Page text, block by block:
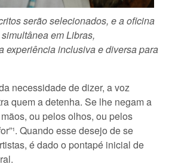
serão selecionados, e a oficina
em Libras,
experiência inclusiva e diversa para
necessidade de dizer, a voz
quem a detenha. Se lhe negam a
ou pelos olhos, ou pelos
Quando esse desejo de se
é dado o pontapé inicial de